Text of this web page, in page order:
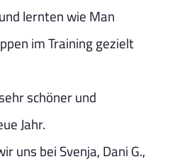
lernten wie Man
im Training gezielt
schöner und
Jahr.
uns bei Svenja, Dani G.,